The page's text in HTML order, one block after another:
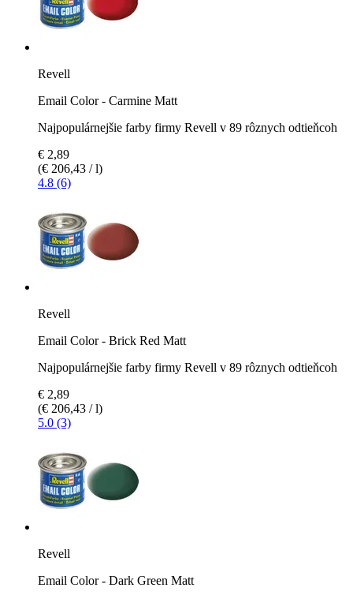
Revell
Email Color - Carmine Matt
Najpopulárnejšie farby firmy Revell v 89 rôznych odtieňcoh
€ 2,89
(€ 206,43 / l)
4.8 (6)
Revell
Email Color - Brick Red Matt
Najpopulárnejšie farby firmy Revell v 89 rôznych odtieňcoh
€ 2,89
(€ 206,43 / l)
5.0 (3)
Revell
Email Color - Dark Green Matt